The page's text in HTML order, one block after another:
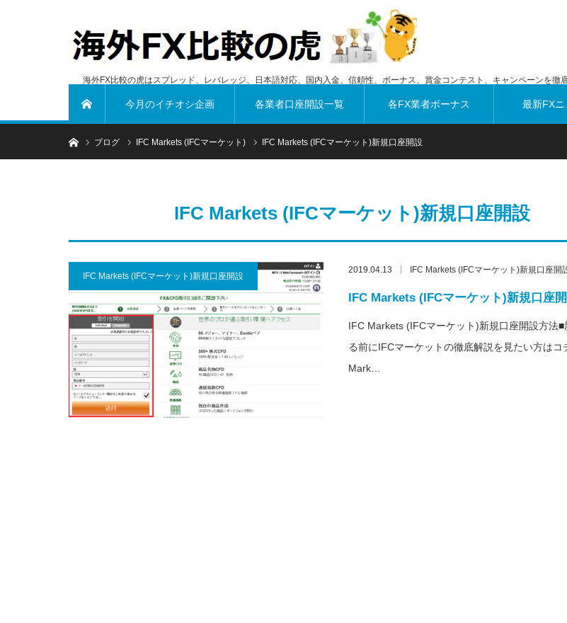
海外FX比較の虎はスプレッド、レバレッジ、日本語対応、国内入金、信頼性、ボーナス、賞金コンテスト、キャンペーンを徹
今月のイチオシ企画 各業者口座開設一覧 各FX業者ボーナス 最新FXニ
ホームブログ IFC Markets (IFCマーケット) IFC Markets (IFCマーケット)新規口座開設
IFC Markets (IFCマーケット)新規口座開設
IFC Markets (IFCマーケット)新規口座開設
2019.04.13 IFC Markets (IFCマーケット)新規口座開
IFC Markets (IFCマーケット)新規口座
IFC Markets (IFCマーケット)新規口座開設方法■
る前にIFCマーケットの徹底解説を見たい方はコ
Mark…